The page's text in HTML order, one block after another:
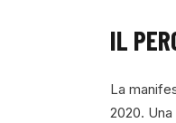
IL
La
2020.